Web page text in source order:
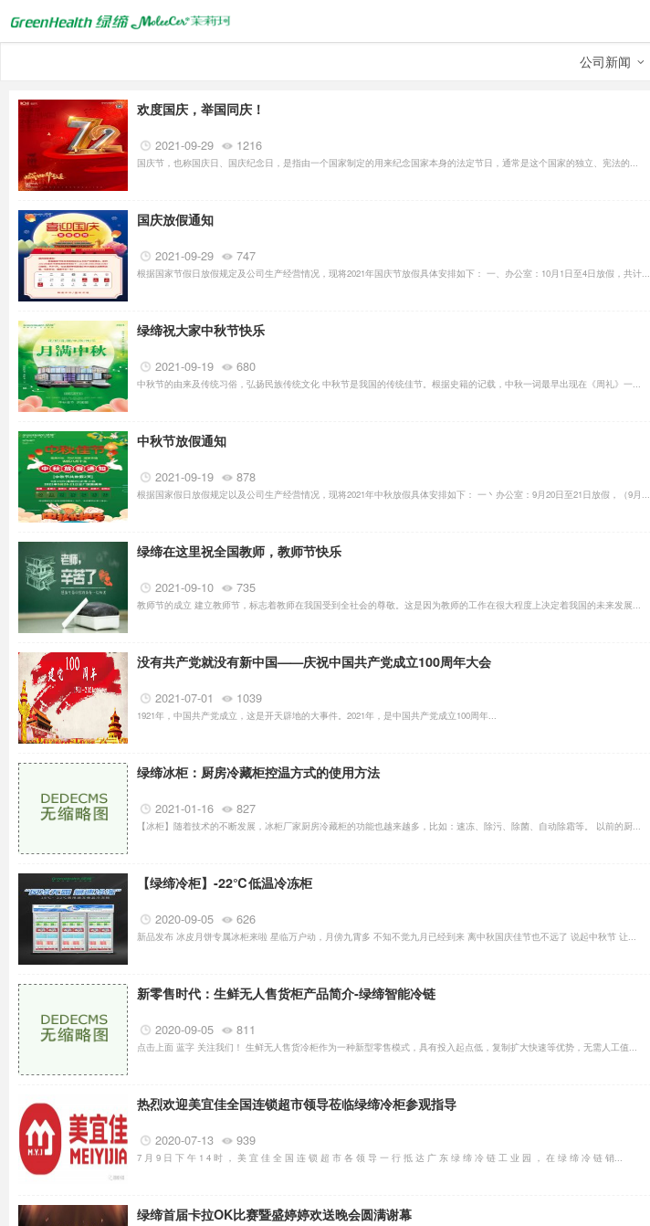
公司新闻
欢度国庆，举国同庆！
2021-09-29 1216
国庆节，也称国庆日、国庆纪念日，是指由一个国家制定的用来纪念国家本身的法定节日，通常是这个国家的独立、宪法的...
国庆放假通知
2021-09-29 747
根据国家节假日放假规定及公司生产经营情况，现将2021年国庆节放假具体安排如下： 一、办公室：10月1日至4日放假，共计...
绿缔祝大家中秋节快乐
2021-09-19 680
中秋节的由来及传统习俗，弘扬民族传统文化 中秋节是我国的传统佳节。根据史籍的记载，中秋一词最早出现在《周礼》一...
中秋节放假通知
2021-09-19 878
根据国家假日放假规定以及公司生产经营情况，现将2021年中秋放假具体安排如下： 一丶办公室：9月20日至21日放假，（9月...
绿缔在这里祝全国教师，教师节快乐
2021-09-10 735
教师节的成立 建立教师节，标志着教师在我国受到全社会的尊敬。这是因为教师的工作在很大程度上决定着我国的未来发展...
没有共产党就没有新中国——庆祝中国共产党成立100周年大会
2021-07-01 1039
1921年，中国共产党成立，这是开天辟地的大事件。2021年，是中国共产党成立100周年...
绿缔冰柜：厨房冷藏柜控温方式的使用方法
2021-01-16 827
【冰柜】随着技术的不断发展，冰柜厂家厨房冷藏柜的功能也越来越多，比如：速冻、除污、除菌、自动除霜等。 以前的厨...
【绿缔冷柜】-22℃低温冷冻柜
2020-09-05 626
新品发布 冰皮月饼专属冰柜来啦 星临万户动，月傍九霄多 不知不觉九月已经到来 离中秋国庆佳节也不远了 说起中秋节 让...
新零售时代：生鲜无人售货柜产品简介-绿缔智能冷链
2020-09-05 811
点击上面 蓝字 关注我们！ 生鲜无人售货冷柜作为一种新型零售模式，具有投入起点低，复制扩大快速等优势，无需人工值...
热烈欢迎美宜佳全国连锁超市领导莅临绿缔冷柜参观指导
2020-07-13 939
7 月 9 日 下 午 1 4 时 ， 美 宜 佳 全 国 连 锁 超 市 各 领 导 一 行 抵 达 广 东 绿 缔 冷 链 工 业 园 ， 在 绿 缔 冷 链 销...
绿缔首届卡拉OK比赛暨盛婷婷欢送晚会圆满谢幕